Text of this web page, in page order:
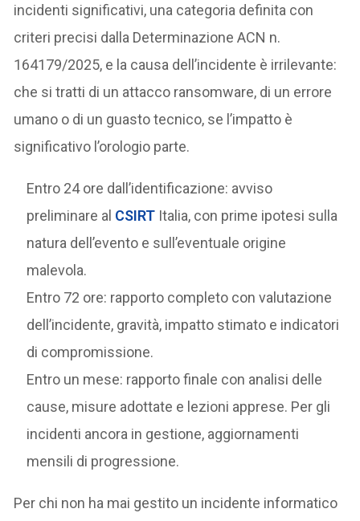
incidenti significativi, una categoria definita con
criteri precisi dalla Determinazione ACN n.
164179/2025, e la causa dell’incidente è irrilevante:
che si tratti di un attacco ransomware, di un errore
umano o di un guasto tecnico, se l’impatto è
significativo l’orologio parte.
Entro 24 ore dall’identificazione: avviso
preliminare al CSIRT Italia, con prime ipotesi sulla
natura dell’evento e sull’eventuale origine
malevola.
Entro 72 ore: rapporto completo con valutazione
dell’incidente, gravità, impatto stimato e indicatori
di compromissione.
Entro un mese: rapporto finale con analisi delle
cause, misure adottate e lezioni apprese. Per gli
incidenti ancora in gestione, aggiornamenti
mensili di progressione.
Per chi non ha mai gestito un incidente informatico